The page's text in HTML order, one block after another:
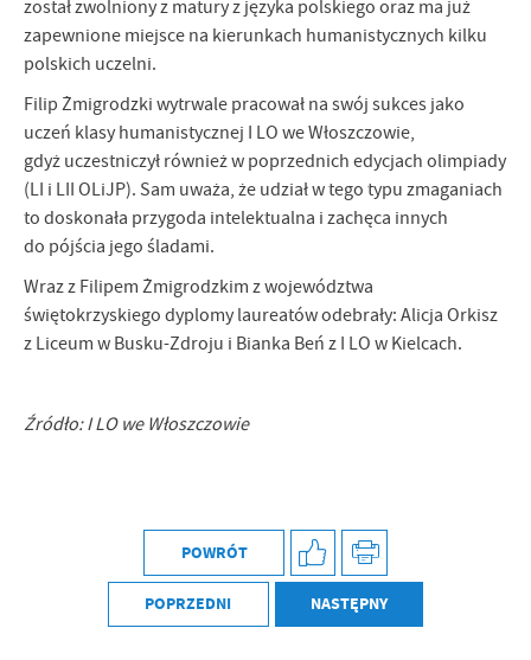
został zwolniony z matury z języka polskiego oraz ma już
zapewnione miejsce na kierunkach humanistycznych kilku
polskich uczelni.
Filip Żmigrodzki wytrwale pracował na swój sukces jako
uczeń klasy humanistycznej I LO we Włoszczowie,
gdyż uczestniczył również w poprzednich edycjach olimpiady
(LI i LII OLiJP). Sam uważa, że udział w tego typu zmaganiach
to doskonała przygoda intelektualna i zachęca innych
do pójścia jego śladami.
Wraz z Filipem Żmigrodzkim z województwa
świętokrzyskiego dyplomy laureatów odebrały: Alicja Orkisz
z Liceum w Busku-Zdroju i Bianka Beń z I LO w Kielcach.
Źródło: I LO we Włoszczowie
POWRÓT
POPRZEDNI NASTĘPNY
treści w postaci wiadomości, ofert, komunikatów mediów
społecznościowych.